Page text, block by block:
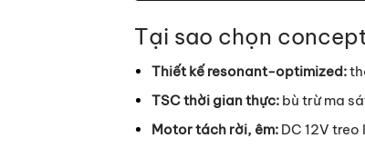
Tại sao chọn
Thiết kế resonant-optimized:
TSC thời gian thực: bù trừ ma
Motor tách rời, êm: DC 12V